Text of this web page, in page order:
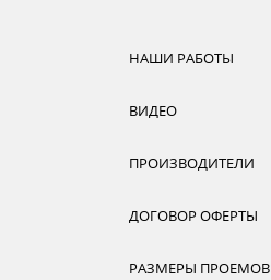
НАШИ РАБОТЫ
ВИДЕО
ПРОИЗВОДИТЕЛИ
ДОГОВОР ОФЕРТЫ
РАЗМЕРЫ ПРОЕМОВ